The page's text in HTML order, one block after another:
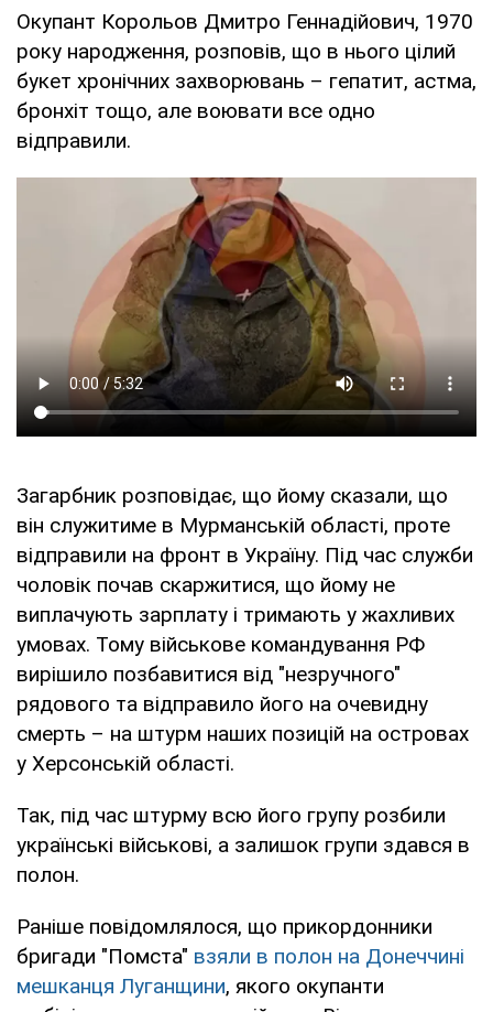
Окупант Корольов Дмитро Геннадійович, 1970
року народження, розповів, що в нього цілий
букет хронічних захворювань – гепатит, астма,
бронхіт тощо, але воювати все одно
відправили.
Загарбник розповідає, що йому сказали, що
він служитиме в Мурманській області, проте
відправили на фронт в Україну. Під час служби
чоловік почав скаржитися, що йому не
виплачують зарплату і тримають у жахливих
умовах. Тому військове командування РФ
вирішило позбавитися від "незручного"
рядового та відправило його на очевидну
смерть – на штурм наших позицій на островах
у Херсонській області.
Так, під час штурму всю його групу розбили
українські військові, а залишок групи здався в
полон.
Раніше повідомлялося, що прикордонники
бригади "Помста" взяли в полон на Донеччині
мешканця Луганщини, якого окупанти